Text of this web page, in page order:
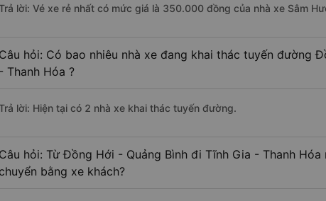
lời: Vé xe rẻ nhất có mức giá là 350.000 đồng của nhà xe Sâm
Câu hỏi: Có bao nhiêu nhà xe đang khai thác tuyến đường
- Thanh Hóa ?
lời: Hiện tại có 2 nhà xe khai thác tuyến đường.
Câu hỏi: Từ Đồng Hới - Quảng Bình đi Tĩnh Gia - Thanh
chuyển bằng xe khách?